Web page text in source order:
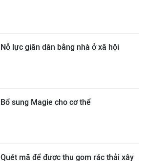
Nỗ lực giãn dân bằng nhà ở xã hội
Bổ sung Magie cho cơ thể
Quét mã để được thu gom rác thải xây